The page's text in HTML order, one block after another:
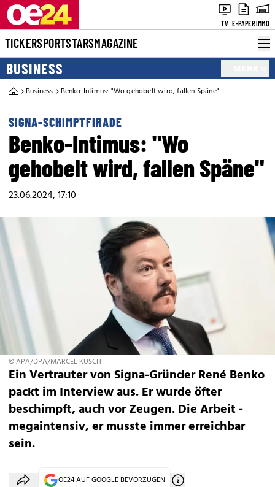
TV E-PAPERIMMO
TICKERSPORTSTARSMAGAZINE
BUSINESS
Business Benko-Intimus: "Wo gehobelt wird, fallen Späne"
SIGNA-SCHIMPTFIRADE
Benko-Intimus: "Wo
gehobelt wird, fallen Späne"
23.06.2024, 17:10
© APA/DPA/MARCEL KUSCH
Ein Vertrauter von Signa-Gründer René Benko
packt im Interview aus. Er wurde öfter
beschimpft, auch vor Zeugen. Die Arbeit -
megaintensiv, er musste immer erreichbar
sein.
OE24 AUF GOOGLE BEVORZUGEN